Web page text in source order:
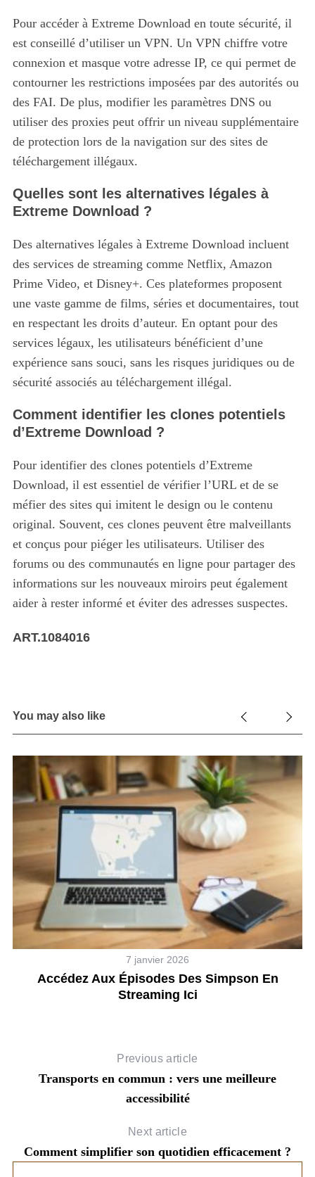
Pour accéder à Extreme Download en toute sécurité, il
est conseillé d’utiliser un VPN. Un VPN chiffre votre
connexion et masque votre adresse IP, ce qui permet de
contourner les restrictions imposées par des autorités ou
des FAI. De plus, modifier les paramètres DNS ou
utiliser des proxies peut offrir un niveau supplémentaire
de protection lors de la navigation sur des sites de
téléchargement illégaux.
Quelles sont les alternatives légales à
Extreme Download ?
Des alternatives légales à Extreme Download incluent
des services de streaming comme Netflix, Amazon
Prime Video, et Disney+. Ces plateformes proposent
une vaste gamme de films, séries et documentaires, tout
en respectant les droits d’auteur. En optant pour des
services légaux, les utilisateurs bénéficient d’une
expérience sans souci, sans les risques juridiques ou de
sécurité associés au téléchargement illégal.
Comment identifier les clones potentiels
d’Extreme Download ?
Pour identifier des clones potentiels d’Extreme
Download, il est essentiel de vérifier l’URL et de se
méfier des sites qui imitent le design ou le contenu
original. Souvent, ces clones peuvent être malveillants
et conçus pour piéger les utilisateurs. Utiliser des
forums ou des communautés en ligne pour partager des
informations sur les nouveaux miroirs peut également
aider à rester informé et éviter des adresses suspectes.
ART.1084016
You may also like
7 janvier 2026
Accédez Aux Épisodes Des Simpson En
Streaming Ici
Previous article
Transports en commun : vers une meilleure
accessibilité
Next article
Comment simplifier son quotidien efficacement ?